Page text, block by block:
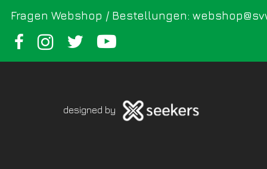
Fragen Webshop / Bestellungen:
designed by